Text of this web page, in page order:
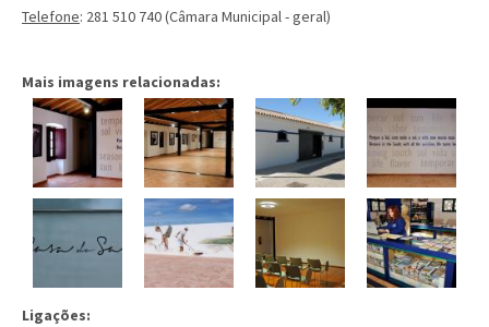
Telefone: 281 510 740 (Câmara Municipal - geral)
Mais imagens relacionadas:
Ligações: